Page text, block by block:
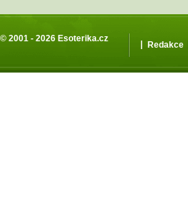
© 2001 - 2026 Esoterika.cz
| Redakce